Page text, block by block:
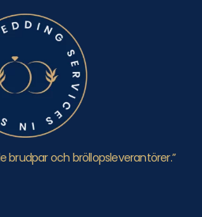
brudpar och bröllopsleverantörer.”